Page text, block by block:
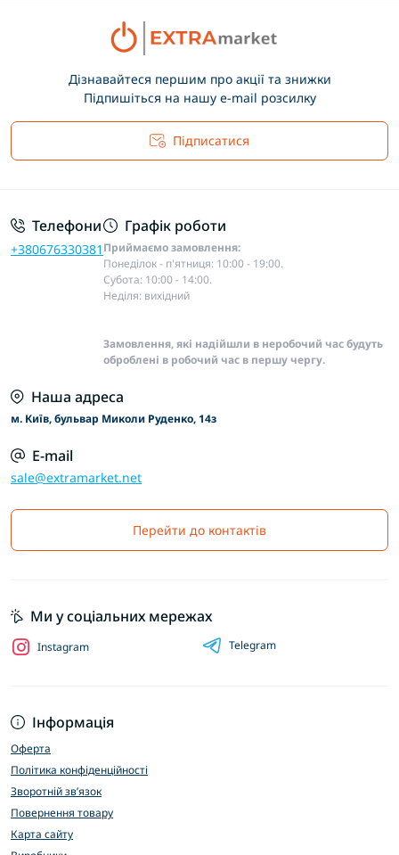
Дізнавайтеся першим про акції та знижки
Підпишіться на нашу e-mail розсилку
Підписатися
Телефони
+380676330381
Графік роботи
Приймаємо замовлення:
Понеділок - п'ятниця: 10:00 - 19:00.
Субота: 10:00 - 14:00.
Неділя: вихідний
Замовлення, які надійшли в неробочий час будуть
оброблені в робочий час в першу чергу.
Наша адреса
м. Київ, бульвар Миколи Руденко, 14з
E-mail
sale@extramarket.net
Перейти до контактів
Інформація
Оферта
Політика конфіденційності
Зворотній зв’язок
Повернення товару
Карта сайту
Ми у соціальних мережах
Instagram Telegram